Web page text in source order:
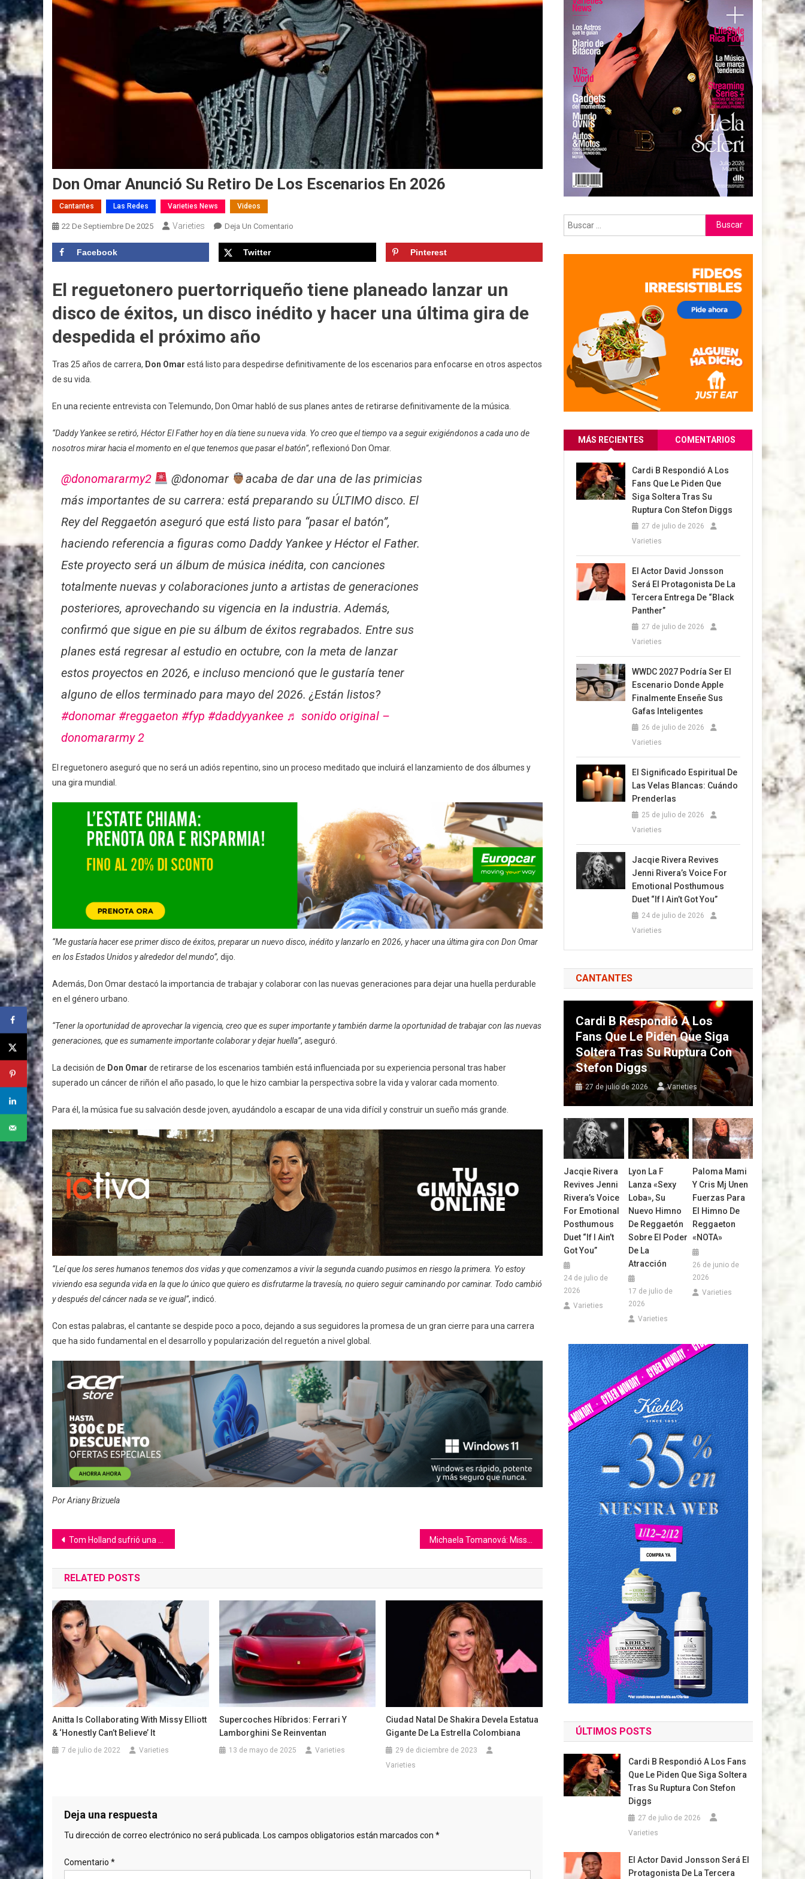
Don Omar Anunció Su Retiro De Los Escenarios En 2026
Cantantes Las Redes Varieties News Videos
22 De Septiembre De 2025 Varieties Deja Un Comentario
Retiro
De
Los
2026
Facebook Twitter Pinterest
El reguetonero puertorriqueño tiene planeado lanzar un
disco de éxitos, un disco inédito y hacer una última gira de
despedida el próximo año
Tras 25 años de carrera, Don Omar está listo para despedirse definitivamente de los escenarios para enfocarse en otros aspectos
de su vida.
En una reciente entrevista con Telemundo, Don Omar habló de sus planes antes de retirarse definitivamente de la música.
“Daddy Yankee se retiró, Héctor El Father hoy en día tiene su nueva vida. Yo creo que el tiempo va a seguir exigiéndonos a cada uno de
nosotros mirar hacia el momento en el que tenemos que pasar el batón”, reflexionó Don Omar.
@donomararmy2 @donomar
acaba de dar una de las primicias
más importantes de su carrera: está preparando su ÚLTIMO disco. El
Rey del Reggaetón aseguró que está listo para “pasar el batón”,
haciendo referencia a figuras como Daddy Yankee y Héctor el Father.
Este proyecto será un álbum de música inédita, con canciones
totalmente nuevas y colaboraciones junto a artistas de generaciones
posteriores, aprovechando su vigencia en la industria. Además,
confirmó que sigue en pie su álbum de éxitos regrabados. Entre sus
planes está regresar al estudio en octubre, con la meta de lanzar
estos proyectos en 2026, e incluso mencionó que le gustaría tener
alguno de ellos terminado para mayo del 2026. ¿Están listos?
#donomar #reggaeton #fyp #daddyyankee ♬ sonido original –
donomararmy 2
El reguetonero aseguró que no será un adiós repentino, sino un proceso meditado que incluirá el lanzamiento de dos álbumes y
una gira mundial.
“Me gustaría hacer ese primer disco de éxitos, preparar un nuevo disco, inédito y lanzarlo en 2026, y hacer una última gira con Don Omar
en los Estados Unidos y alrededor del mundo”, dijo.
Además, Don Omar destacó la importancia de trabajar y colaborar con las nuevas generaciones para dejar una huella perdurable
en el género urbano.
“Tener la oportunidad de aprovechar la vigencia, creo que es super importante y también darme la oportunidad de trabajar con las nuevas
generaciones, que es sumamente importante colaborar y dejar huella”, aseguró.
La decisión de Don Omar de retirarse de los escenarios también está influenciada por su experiencia personal tras haber
superado un cáncer de riñón el año pasado, lo que le hizo cambiar la perspectiva sobre la vida y valorar cada momento.
Para él, la música fue su salvación desde joven, ayudándolo a escapar de una vida difícil y construir un sueño más grande.
“Leí que los seres humanos tenemos dos vidas y que comenzamos a vivir la segunda cuando pusimos en riesgo la primera. Yo estoy
viviendo esa segunda vida en la que lo único que quiero es disfrutarme la travesía, no quiero seguir caminando por caminar. Todo cambió
y después del cáncer nada se ve igual”, indicó.
Con estas palabras, el cantante se despide poco a poco, dejando a sus seguidores la promesa de un gran cierre para una carrera
que ha sido fundamental en el desarrollo y popularización del reguetón a nivel global.
Por Ariany Brizuela
Navegación
de
entradas
Tom Holland sufrió una conmoción cerebral leve en el rodaje de Spider-Man
RELATED POSTS
Anitta Is Collaborating With Missy Elliott
& ‘Honestly Can’t Believe’ It
7 de julio de 2022 Varieties
Supercoches Híbridos: Ferrari Y
Lamborghini Se Reinventan
13 de mayo de 2025 Varieties
Ciudad Natal De Shakira Devela Estatua
Gigante De La Estrella Colombiana
29 de diciembre de 2023
Varieties
Deja una respuesta
Tu dirección de correo electrónico no será publicada. Los campos obligatorios están marcados con *
Comentario *
Buscar:
MÁS RECIENTES COMENTARIOS
Cardi B Respondió A Los
Fans Que Le Piden Que
Siga Soltera Tras Su
Ruptura Con Stefon Diggs
27 de julio de 2026
Varieties
El Actor David Jonsson
Será El Protagonista De La
Tercera Entrega De “Black
Panther”
27 de julio de 2026
Varieties
WWDC 2027 Podría Ser El
Escenario Donde Apple
Finalmente Enseñe Sus
Gafas Inteligentes
26 de julio de 2026
Varieties
El Significado Espiritual De
Las Velas Blancas: Cuándo
Prenderlas
25 de julio de 2026
Varieties
Jacqie Rivera Revives
Jenni Rivera’s Voice For
Emotional Posthumous
Duet “If I Ain’t Got You”
24 de julio de 2026
Varieties
CANTANTES
Cardi B Respondió A Los
Fans Que Le Piden Que Siga
Soltera Tras Su Ruptura Con
Stefon Diggs
27 de julio de 2026 Varieties
Jacqie Rivera
Revives Jenni
Rivera’s Voice
For Emotional
Posthumous
Duet “If I Ain’t
Got You”
24 de julio de
2026
Varieties
Lyon La F
Lanza «Sexy
Loba», Su
Nuevo Himno
De Reggaetón
Sobre El Poder
De La
Atracción
17 de julio de
2026
Varieties
Paloma Mami
Y Cris Mj Unen
Fuerzas Para
El Himno De
Reggaeton
«NOTA»
26 de junio de
2026
Varieties
ÚLTIMOS POSTS
Cardi B Respondió A Los Fans
Que Le Piden Que Siga Soltera
Tras Su Ruptura Con Stefon
Diggs
27 de julio de 2026
Varieties
El Actor David Jonsson Será El
Protagonista De La Tercera